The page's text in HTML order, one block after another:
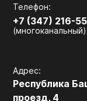
Телефон:
+7 (347) 216-
(многоканальный)
Адрес:
Республика
проезд, 4